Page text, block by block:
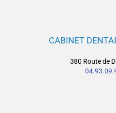
CABINET
380 Route de